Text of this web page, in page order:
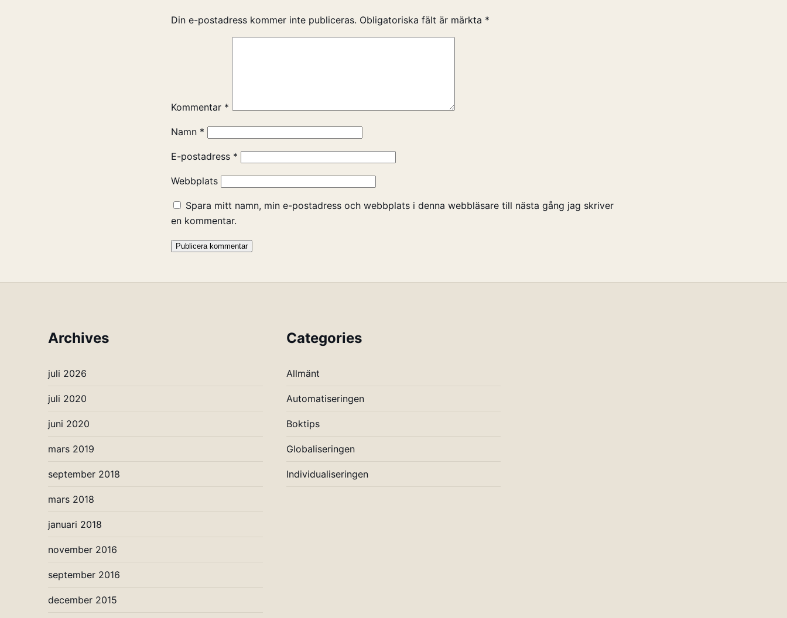
Din e-postadress kommer inte publiceras. Obligatoriska fält är märkta *
Kommentar *
Namn *
E-postadress *
Webbplats
Spara mitt namn, min e-postadress och webbplats i denna webbläsare till nästa gång jag skriver
en kommentar.
Archives
juli 2026
juli 2020
juni 2020
mars 2019
september 2018
mars 2018
januari 2018
november 2016
september 2016
december 2015
Categories
Allmänt
Automatiseringen
Boktips
Globaliseringen
Individualiseringen